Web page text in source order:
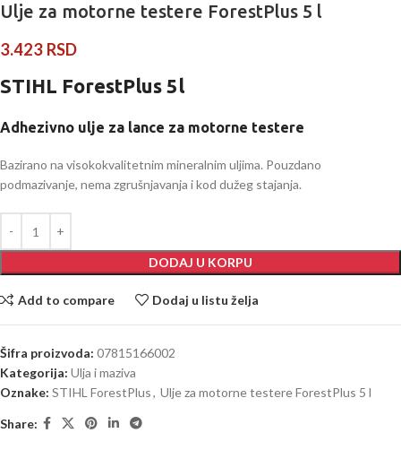
Ulje za motorne testere ForestPlus 5 l
3.423 RSD
STIHL ForestPlus 5l
Adhezivno ulje za lance za motorne testere
Bazirano na visokokvalitetnim mineralnim uljima. Pouzdano
podmazivanje, nema zgrušnjavanja i kod dužeg stajanja.
DODAJ U KORPU
Add to compare Dodaj u listu želja
Šifra proizvoda: 07815166002
Kategorija: Ulja i maziva
Oznake: STIHL ForestPlus, Ulje za motorne testere ForestPlus 5 l
Share: